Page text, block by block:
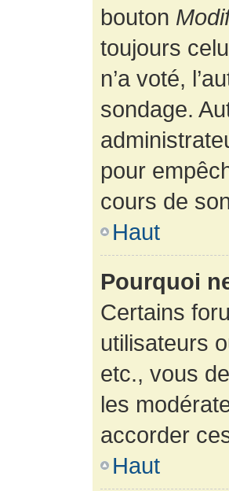
bouton
toujours
n’a voté,
sondage.
pour
cours de
Haut
Pourquoi
Certains
utilisateurs
etc., vous
les
accorder
Haut